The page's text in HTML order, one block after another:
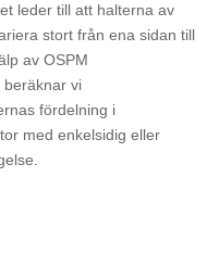
leder till att halterna av
stort från ena sidan till
av OSPM
beräknar vi
fördelning i
med enkelsidig eller